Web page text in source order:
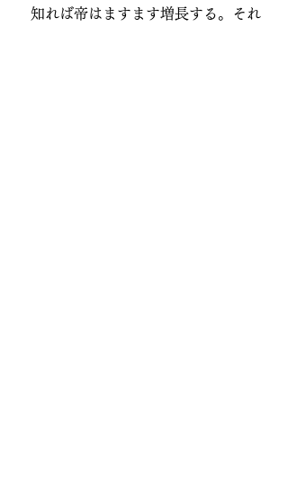
知れば帝はますます増長する。それ